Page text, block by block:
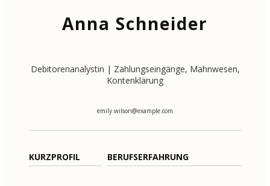
Anna Schneider
Debitorenanalystin | Zahlungseingänge, Mahnwesen,
Kontenklärung
emily.wilson@example.com
KURZPROFIL BERUFSERFAHRUNG